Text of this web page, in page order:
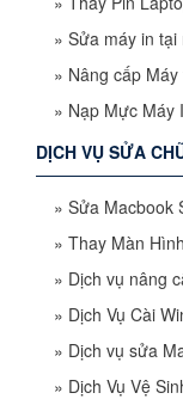
» Sửa máy in tại
» Nâng cấp
» Nạp Mực Máy
DỊCH VỤ SỬA
» Sửa Macbook
» Thay Màn
» Dịch vụ nâng
» Dịch Vụ Cài
» Dịch vụ sửa
» Dịch Vụ Vệ